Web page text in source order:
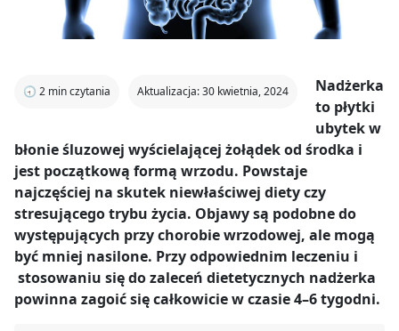
🕣 2 min czytania Aktualizacja: 30 kwietnia, 2024
Nadżerka
to płytki
ubytek w
błonie śluzowej wyścielającej żołądek od środka i
jest początkową formą wrzodu. Powstaje
najczęściej na skutek niewłaściwej diety czy
stresującego trybu życia. Objawy są podobne do
występujących przy chorobie wrzodowej, ale mogą
być mniej nasilone. Przy odpowiednim leczeniu i
stosowaniu się do zaleceń dietetycznych nadżerka
powinna zagoić się całkowicie w czasie 4–6 tygodni.